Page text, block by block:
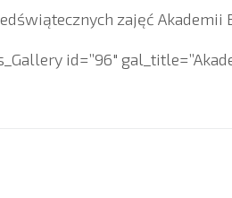
zajęć Akademii
id=”96″